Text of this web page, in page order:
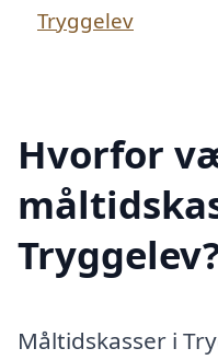
Tryggelev
Hvorfor
Måltidskasser i